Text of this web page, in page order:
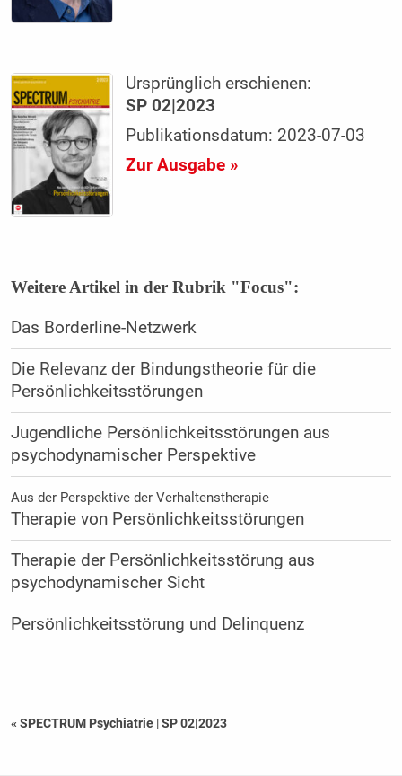
Ursprünglich erschienen:
SP 02|2023
Publikationsdatum: 2023-07-03
Zur Ausgabe »
Weitere Artikel in der Rubrik "Focus":
Das Borderline-Netzwerk
Die Relevanz der Bindungstheorie für die
Persönlichkeitsstörungen
Jugendliche Persönlichkeitsstörungen aus
psychodynamischer Perspektive
Aus der Perspektive der Verhaltenstherapie
Therapie von Persönlichkeitsstörungen
Therapie der Persönlichkeitsstörung aus
psychodynamischer Sicht
Persönlichkeitsstörung und Delinquenz
« SPECTRUM Psychiatrie |SP 02|2023